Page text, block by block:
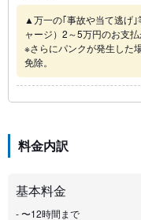
▲万一の｢事故や当て逃げ
ャージ）2～5万円のお支
※さらにパンクが発生した
免除。
料金内訳
基本料金
- 〜12時間まで